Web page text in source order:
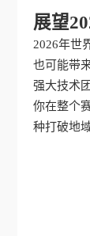
展望
2026年世
也可能带
强大技术
你在整个
种打破地